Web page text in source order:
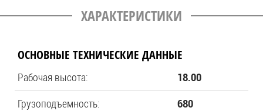
ХАРАКТЕРИСТИКИ
ОСНОВНЫЕ ТЕХНИЧЕСКИЕ ДАННЫЕ
Рабочая высота: 18.00
Грузоподъемность: 680